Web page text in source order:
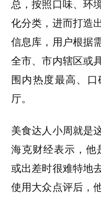
总，按照口味、环
化分类，进而打造
信息库，用户根据
全市、市内辖区或
围内热度最高、
厅。
美食达人小周就是
海克财经表示，
或出差时很难特地
使用大众点评后，